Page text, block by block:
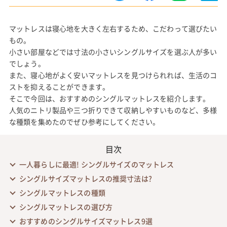
マットレスは寝心地を大きく左右するため、こだわって選びたい
もの。
小さい部屋などでは寸法の小さいシングルサイズを選ぶ人が多い
でしょう。
また、寝心地がよく安いマットレスを見つけられれば、生活のコ
ストを抑えることができます。
そこで今回は、おすすめのシングルマットレスを紹介します。
人気のニトリ製品や三つ折りできて収納しやすいものなど、多様
な種類を集めたのでぜひ参考にしてください。
目次
一人暮らしに最適! シングルサイズのマットレス
シングルサイズマットレスの推奨寸法は?
シングルマットレスの種類
シングルマットレスの選び方
おすすめのシングルサイズマットレス9選